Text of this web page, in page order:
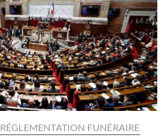
RÉGLEMENTATION FUNÉRAIRE